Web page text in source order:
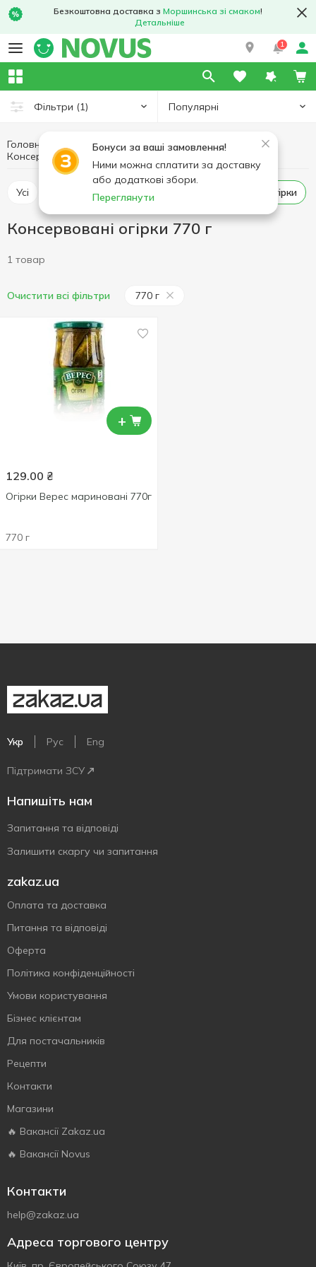
Безкоштовна доставка з Моршинська зі смаком!
Детальніше
1
Фільтри (1) Популярні
Бонуси за ваші замовлення!
Ними можна сплатити за доставку
або додаткові збори.
Переглянути
Головна Консерви
Овочева консервація
Консервовані огірки
Усі Консервована кукурудза Консервовані огірки
Консервовані огірки 770 г
1 товар
Очистити всі фільтри 770 г
+
129.00 ₴
Огірки Верес мариновані 770г
770 г
Укр Рус Eng
Підтримати ЗСУ
Напишіть нам
Запитання та відповіді
Залишити скаргу чи запитання
zakaz.ua
Оплата та доставка
Питання та відповіді
Оферта
Політика конфіденційності
Умови користування
Бізнес клієнтам
Для постачальників
Рецепти
Контакти
Магазини
🔥 Вакансії Zakaz.ua
🔥 Вакансії Novus
Контакти
help@zakaz.ua
Адреса торгового центру